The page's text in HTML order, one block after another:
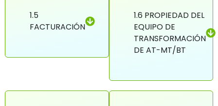
1.5
FACTURACIÓN
1.6 PROPIEDAD DEL
EQUIPO DE
TRANSFORMACIÓN
DE AT-MT/BT